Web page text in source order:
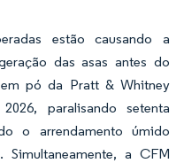
estão causando a
das asas antes do
pó da Pratt & Whitney
paralisando setenta
o arrendamento úmido
a CFM